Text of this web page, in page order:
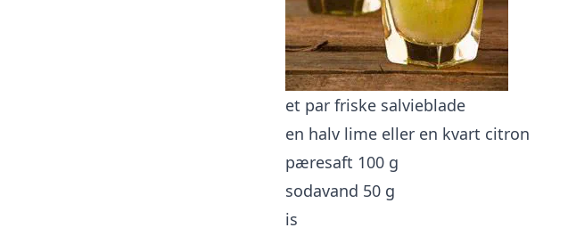
et par friske salvieblade
en halv lime eller en kvart citron
pæresaft 100 g
sodavand 50 g
is